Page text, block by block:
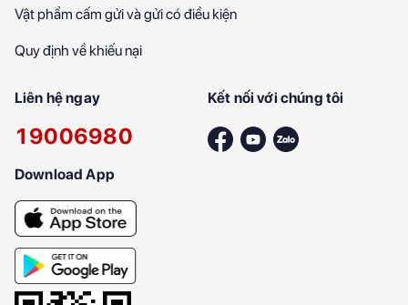
Vật phẩm cấm gửi và gửi có điều kiện
Quy định về khiếu nại
Liên hệ ngay
19006980
Kết nối với chúng tôi
Download App